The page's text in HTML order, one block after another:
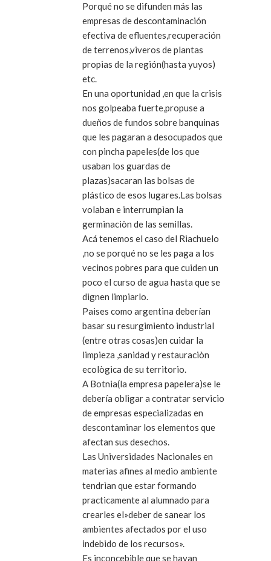
Porqué no se difunden más las
empresas de descontaminación
efectiva de efluentes,recuperación
de terrenos,viveros de plantas
propias de la región(hasta yuyos)
etc.
En una oportunidad ,en que la crisis
nos golpeaba fuerte,propuse a
dueños de fundos sobre banquinas
que les pagaran a desocupados que
con pincha papeles(de los que
usaban los guardas de
plazas)sacaran las bolsas de
plástico de esos lugares.Las bolsas
volaban e interrumpìan la
germinaciòn de las semillas.
Acá tenemos el caso del Riachuelo
,no se porqué no se les paga a los
vecinos pobres para que cuiden un
poco el curso de agua hasta que se
dignen limpiarlo.
Paises como argentina deberían
basar su resurgimiento industrial
(entre otras cosas)en cuidar la
limpieza ,sanidad y restauraciòn
ecològica de su territorio.
A Botnia(la empresa papelera)se le
debería obligar a contratar servicio
de empresas especializadas en
descontaminar los elementos que
afectan sus desechos.
Las Universidades Nacionales en
materias afines al medio ambiente
tendrìan que estar formando
practicamente al alumnado para
crearles el»deber de sanear los
ambientes afectados por el uso
indebido de los recursos».
Es inconcebible que se hayan